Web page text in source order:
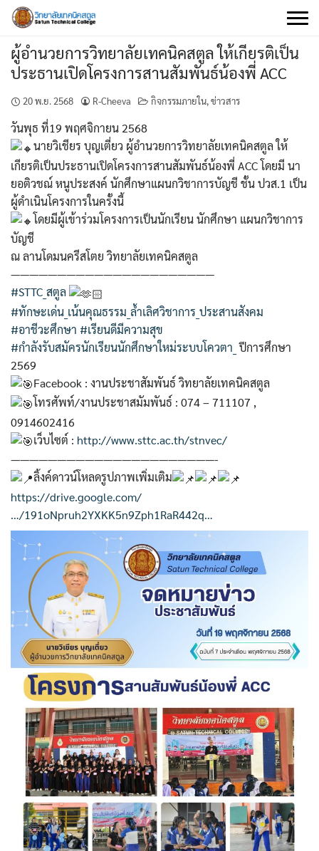
Skip
content
ผู้อำนวยการวิทยาลัยเทคนิคสตูล ให้เกียรติเป็น
ประธานเปิดโครงการสานสัมพันธ์น้องพี่ ACC
20 พ.ย. 2568 R-Cheeva กิจกรรมภายใน,ข่าวสาร
วันพุธ ที่19 พฤศจิกายน 2568
นายวิเชียร บุญเตี่ยว ผู้อำนวยการวิทยาลัยเทคนิคสตูล ให้
เกียรติเป็นประธานเปิดโครงการสานสัมพันธ์น้องพี่ ACC โดยมี นา
ยอติวชณ์ หนูประสงค์ นักศึกษาแผนกวิชาการบัญชี ชั้น ปวส.1 เป็น
ผู้ดำเนินโครงการในครั้งนี้
โดยมีผู้เข้าร่วมโครงการเป็นนักเรียน นักศึกษา แผนกวิชาการ
บัญชี
ณ ลานโดมนครีสโตย วิทยาลัยเทคนิคสตูล
——————————————————————
#STTC_สตูล
#ทักษะเด่น_เน้นคุณธรรม_ล้ำเลิศวิชาการ_ประสานสังคม
#อาชีวะศึกษา #เรียนดีมีความสุข
#กำลังรับสมัครนักเรียนนักศึกษาใหม่ระบบโควตา_ ปีการศึกษา
2569
Facebook : งานประชาสัมพันธ์ วิทยาลัยเทคนิคสตูล
โทรศัพท์/งานประชาสมัมพันธ์ : 074 – 711107 ,
0914602416
เว็บไซต์ : http://www.sttc.ac.th/stnvec/
——————————————————————-
ลิ้งค์ดาวน์โหลดรูปภาพเพิ่มเติม
https://drive.google.com/
…/191oNpruh2YXKK5n9Zph1RaR442q…